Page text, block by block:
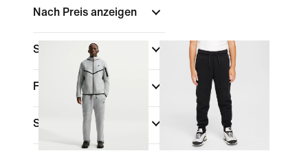
Nach Preis anzeigen
Sale und Angebote
Farbe
Sport